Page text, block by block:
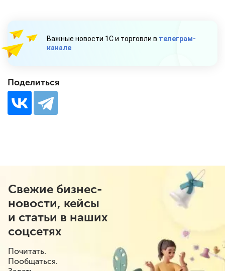
Важные новости 1С и торговли в телеграм-
канале
Поделиться
Свежие бизнес-
новости, кейсы
и статьи в наших
соцсетях
Почитать.
Пообщаться.